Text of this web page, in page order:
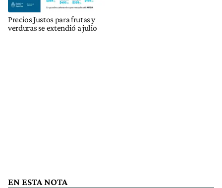
Precios Justos para frutas y
verduras se extendió a julio
EN ESTA NOTA